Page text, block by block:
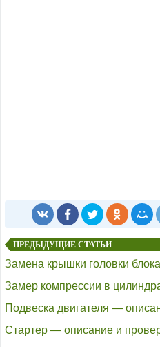
ПРЕДЫДУЩИЕ СТАТЬИ
Замена крышки головки
Замер компрессии в
Подвеска двигателя —
Стартер — описание и